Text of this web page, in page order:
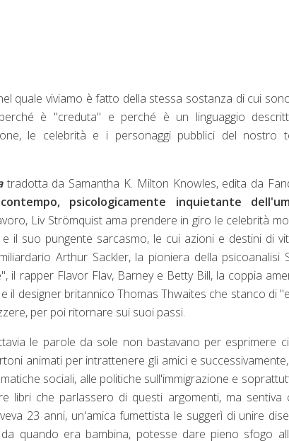
quale viviamo è fatto della stessa sostanza di cui
perché è "creduta" e perché è un linguaggio
le celebrità e i personaggi pubblici del nostro
tradotta da Samantha K. Milton Knowles, edita da
psicologicamente inquietante
Liv Strömquist ama prendere in giro le celebrità
il suo pungente sarcasmo, le cui azioni e destini di
Arthur Sackler, la pioniera della psicoanalisi
il rapper Flavor Flav, Barney e Betty Bill, la coppia
il designer britannico Thomas Thwaites che stanco di
per poi ritornare sui suoi passi.
le parole da sole non bastavano per esprimere
animati per intrattenere gli amici e
sociali, alle politiche sull'immigrazione e
libri che parlassero di questi argomenti, ma sentiva
23 anni, un'amica fumettista le suggerì di unire
quando era bambina, potesse dare pieno sfogo